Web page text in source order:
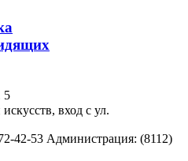
5
вход с ул.
42-53 Администрация: (8112)